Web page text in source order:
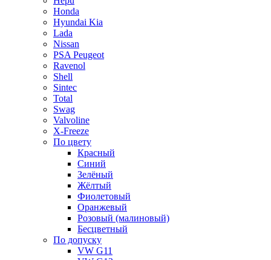
Honda
Hyundai Kia
Lada
Nissan
PSA Peugeot
Ravenol
Shell
Sintec
Total
Swag
Valvoline
X-Freeze
По цвету
Красный
Синий
Зелёный
Жёлтый
Фиолетовый
Оранжевый
Розовый (малиновый)
Бесцветный
По допуску
VW G11